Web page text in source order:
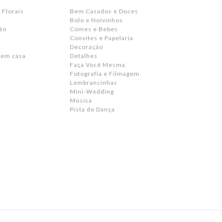
Florais
casa
Bem Casados e Doces
Bolo e Noivinhos
Comes e Bebes
Convites e Papelaria
Decoração
Detalhes
Faça Você Mesma
Fotografia e Filmagem
Lembrancinhas
Mini-Wedding
Música
Pista de Dança